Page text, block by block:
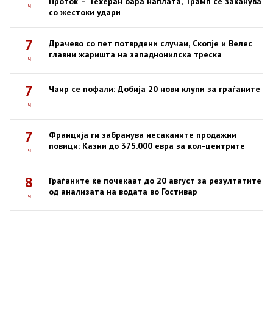
ч
со жестоки удари
7
ч
Драчево со пет потврдени случаи, Скопје и Велес
главни жаришта на западнонилска треска
7
ч
Чаир се пофали: Добија 20 нови клупи за граѓаните
7
ч
Франција ги забранува несаканите продажни
повици: Казни до 375.000 евра за кол-центрите
8
ч
Граѓаните ќе почекаат до 20 август за резултатите
од анализата на водата во Гостивар